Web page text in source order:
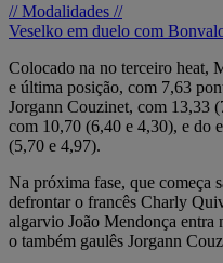
// Modalidades //
Veselko em duelo com
Colocado na no terceiro heat,
e última posição, com 7,63
Jorgann Couzinet, com 13,33
com 10,70 (6,40 e 4,30), e do
(5,70 e 4,97).
Na próxima fase, que começa
defrontar o francês Charly
algarvio João Mendonça entra
o também gaulês Jorgann